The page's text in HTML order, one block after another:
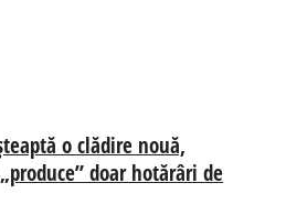
o clădire nouă,
doar hotărâri de